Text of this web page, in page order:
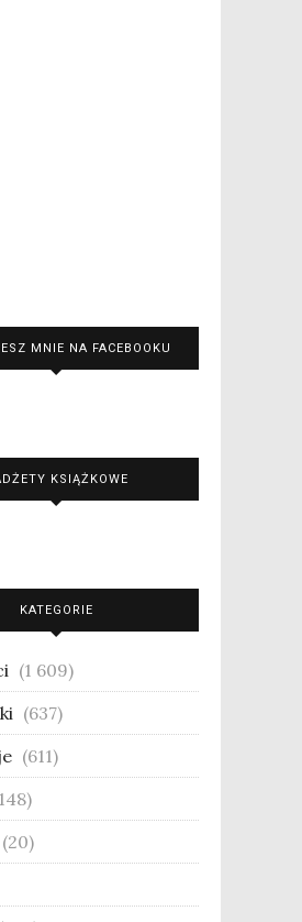
MNIE NA FACEBOOKU
KSIĄŻKOWE
KATEGORIE
(1 609)
(637)
(611)
(20)